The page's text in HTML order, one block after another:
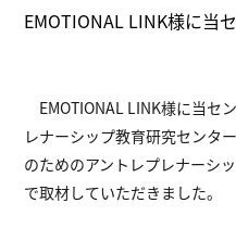
EMOTIONAL LINK様に当
EMOTIONAL LINK様に当セ
レナーシップ教育研究セン
のためのアントレプレナーシ
で取材していただきました。